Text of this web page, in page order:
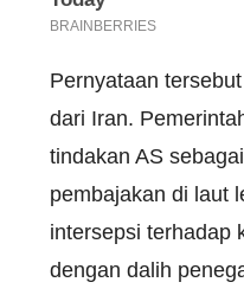
Pernyataan
dari Iran.
tindakan AS
pembajakan di laut
intersepsi terhadap
dengan dalih